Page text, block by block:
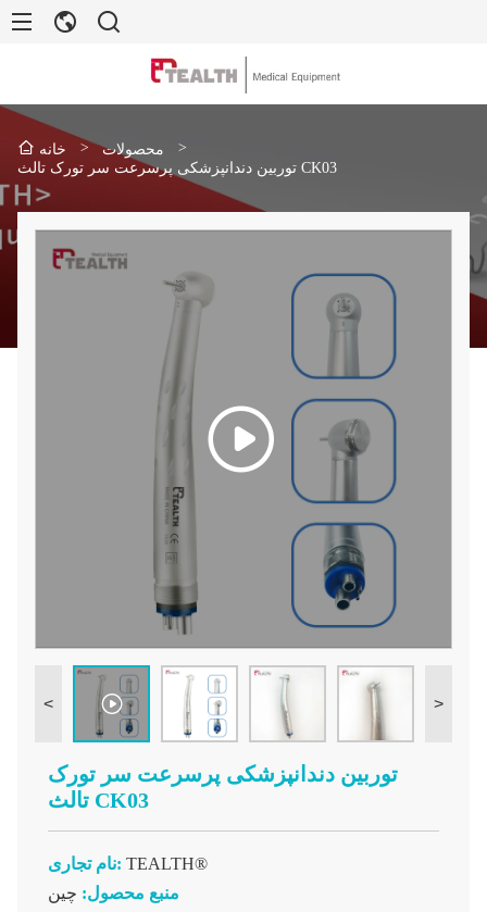
خانه > محصولات
>
توربین دندانپزشکی پرسرعت سر تورک تالث CK03
< >
توربین دندانپزشکی پرسرعت سر تورک
تالث CK03
نام تجاری: TEALTH®
منبع محصول: چین